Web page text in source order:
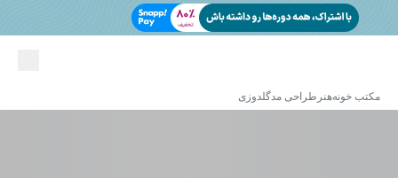
مکتب خونههنر طراحی مدگلدوزی